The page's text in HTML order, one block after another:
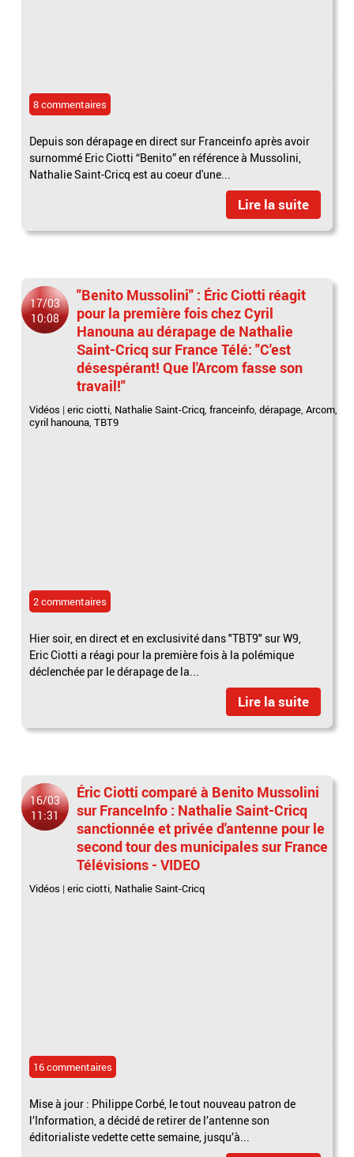
8 commentaires
Depuis son dérapage en direct sur Franceinfo après avoir
surnommé Eric Ciotti “Benito” en référence à Mussolini,
Nathalie Saint-Cricq est au coeur d'une...
Lire la suite
17/03
10:08
"Benito Mussolini" : Éric Ciotti réagit
pour la première fois chez Cyril
Hanouna au dérapage de Nathalie
Saint-Cricq sur France Télé: "C'est
désespérant! Que l'Arcom fasse son
travail!"
Vidéos |eric ciotti, Nathalie Saint-Cricq,franceinfo,dérapage,Arcom,
cyril hanouna,TBT9
2 commentaires
Hier soir, en direct et en exclusivité dans "TBT9" sur W9,
Eric Ciotti a réagi pour la première fois à la polémique
déclenchée par le dérapage de la...
Lire la suite
16/03
11:31
Éric Ciotti comparé à Benito Mussolini
sur FranceInfo : Nathalie Saint-Cricq
sanctionnée et privée d'antenne pour le
second tour des municipales sur France
Télévisions - VIDEO
Vidéos |eric ciotti Nathalie Saint-Cricq
16 commentaires
Mise à jour : Philippe Corbé, le tout nouveau patron de
l’Information, a décidé de retirer de l’antenne son
éditorialiste vedette cette semaine, jusqu’à...